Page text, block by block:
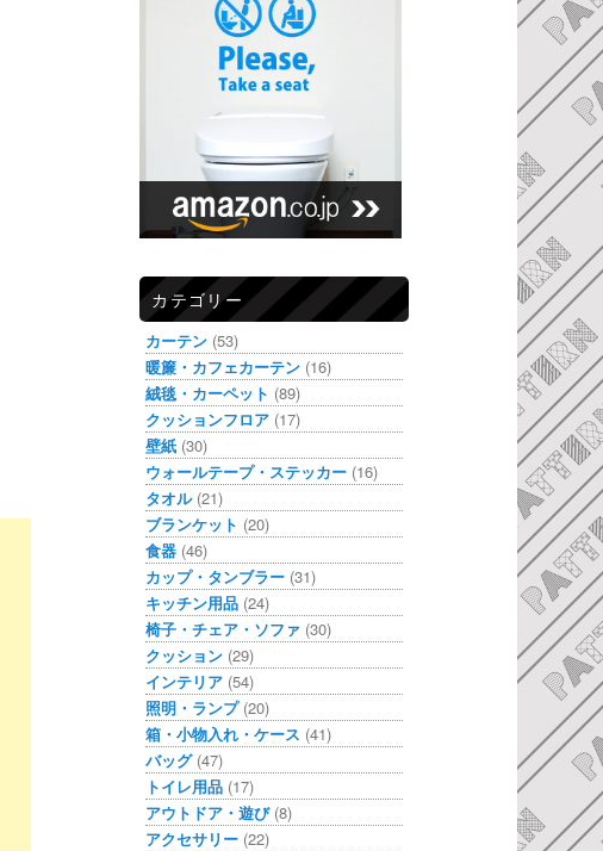
カテゴリー
カーテン (53)
暖簾・カフェカーテン (16)
絨毯・カーペット (89)
クッションフロア (17)
壁紙 (30)
ウォールテープ・ステッカー (16)
タオル(21)
ブランケット (20)
食器 (46)
カップ・タンブラー (31)
キッチン用品 (24)
椅子・チェア・ソファ (30)
クッション (29)
インテリア (54)
照明・ランプ(20)
箱・小物入れ・ケース (41)
バッグ(47)
トイレ用品 (17)
アウトドア・遊び(8)
アクセサリー (22)